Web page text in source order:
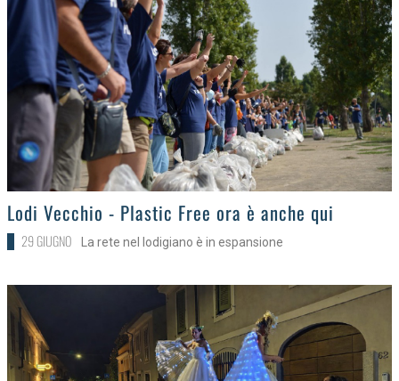
>Lodi Vecchio - Plastic Free ora è anche qui
29 GIUGNO La rete nel lodigiano è in espansione